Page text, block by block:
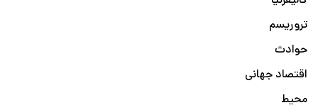
تروریسم
حوادث
اقتصاد جهانی
محیط